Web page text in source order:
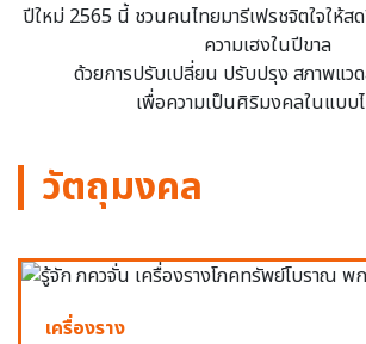
ปีใหม่ 2565 นี้ ชวนคนไทยมารีเฟรชจิตใจให้
ความเฮงในปีขาล
ด้วยการปรับเปลี่ยน ปรับปรุง สภาพแว
เพื่อความเป็นศิริมงคลในแบบ
วัตถุมงคล
เครื่องราง